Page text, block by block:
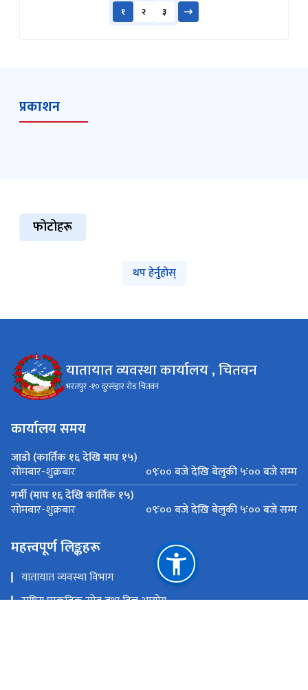
१ २ ३
प्रकाशन
फोटोहरू
थप हेर्नुहोस्
यातायात व्यवस्था कार्यालय , चितवन
भरतपुर -१० दुरसंञ्चार रोड चितवन
कार्यालय समय
जाडो (कार्तिक १६ देखि माघ १५)
सोमबार-शुक्रबार
०९ः०० बजे देखि बेलुकी ५ः०० बजे सम्म
गर्मी (माघ १६ देखि कार्तिक १५)
सोमबार-शुक्रबार ०९ः०० बजे देखि बेलुकी ५ः०० बजे सम्म
महत्त्वपूर्ण लिङ्कहरू
यातायात व्यवस्था विभाग
राष्ट्रिय प्राकृतिक स्रोत तथा वित्त आयोग